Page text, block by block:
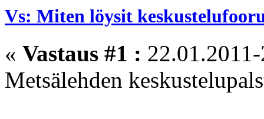
Vs: Miten löysit
« Vastaus #1 :
Metsälehden